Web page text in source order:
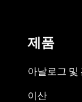
제품
아날로그 및
이산